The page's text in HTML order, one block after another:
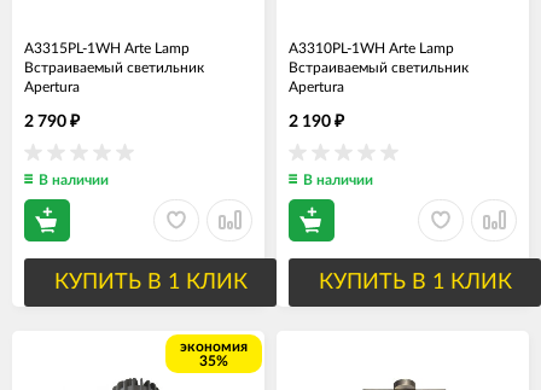
A3315PL-1WH Arte Lamp
Встраиваемый светильник
Apertura
2 790 ₽
В наличии
КУПИТЬ В 1 КЛИК
A3310PL-1WH Arte Lamp
Встраиваемый светильник
Apertura
2 190 ₽
В наличии
КУПИТЬ В 1 КЛИК
экономия
35%